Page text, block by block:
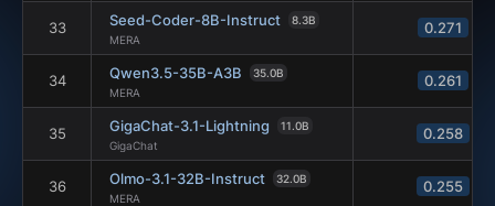
33 Seed-Coder-8B-Instruct
8.3B
MERA
0.271
34 Qwen3.5-35B-A3B
35.0B
MERA
0.261
35 GigaChat-3.1-Lightning
11.0B
GigaChat
0.258
36 Olmo-3.1-32B-Instruct
32.0B
MERA
0.255